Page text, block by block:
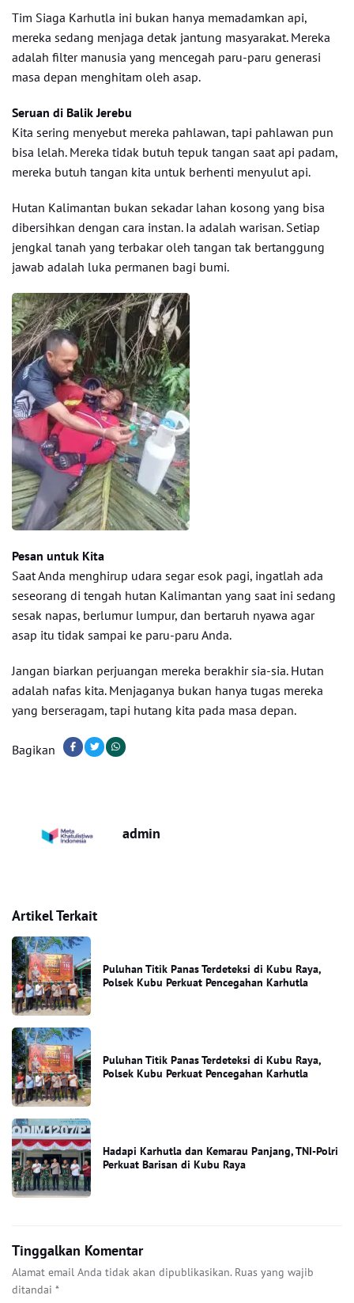
Tim Siaga Karhutla ini bukan hanya memadamkan api,
mereka sedang menjaga detak jantung masyarakat. Mereka
adalah filter manusia yang mencegah paru-paru generasi
masa depan menghitam oleh asap.
Seruan di Balik Jerebu
Kita sering menyebut mereka pahlawan, tapi pahlawan pun
bisa lelah. Mereka tidak butuh tepuk tangan saat api padam,
mereka butuh tangan kita untuk berhenti menyulut api.
Hutan Kalimantan bukan sekadar lahan kosong yang bisa
dibersihkan dengan cara instan. Ia adalah warisan. Setiap
jengkal tanah yang terbakar oleh tangan tak bertanggung
jawab adalah luka permanen bagi bumi.
Pesan untuk Kita
Saat Anda menghirup udara segar esok pagi, ingatlah ada
seseorang di tengah hutan Kalimantan yang saat ini sedang
sesak napas, berlumur lumpur, dan bertaruh nyawa agar
asap itu tidak sampai ke paru-paru Anda.
Jangan biarkan perjuangan mereka berakhir sia-sia. Hutan
adalah nafas kita. Menjaganya bukan hanya tugas mereka
yang berseragam, tapi hutang kita pada masa depan.
Bagikan
admin
Artikel Terkait
Puluhan Titik Panas Terdeteksi di Kubu Raya,
Polsek Kubu Perkuat Pencegahan Karhutla
Puluhan Titik Panas Terdeteksi di Kubu Raya,
Polsek Kubu Perkuat Pencegahan Karhutla
Hadapi Karhutla dan Kemarau Panjang, TNI-Polri
Perkuat Barisan di Kubu Raya
Tinggalkan Komentar
Alamat email Anda tidak akan dipublikasikan. Ruas yang wajib
ditandai *